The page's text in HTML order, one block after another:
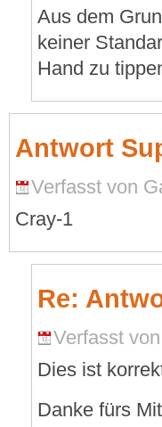
Aus dem
keiner
Hand zu
Antwort
Verfasst von
Cray-1
Re:
Verfasst
Dies ist
Danke fürs